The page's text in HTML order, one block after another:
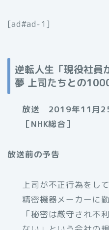
[ad#ad-1]
逆転人生「現役社員
夢 上司たちとの
放送 2019年11月
［NHK総合］
放送前の予告
上司が不正行為をし
精密機器メーカーに
「秘密は厳守され不